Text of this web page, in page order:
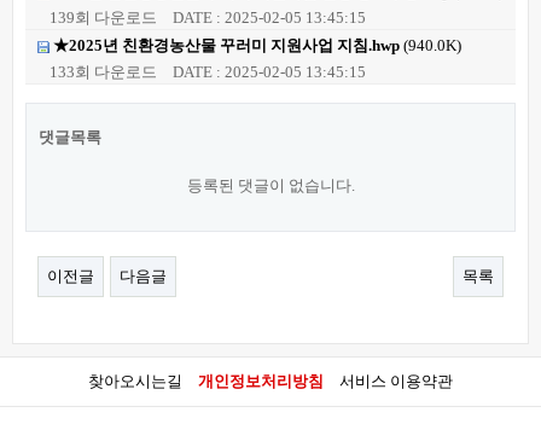
139회 다운로드
DATE : 2025-02-05 13:45:15
★2025년 친환경농산물 꾸러미 지원사업 지침.hwp (940.0K)
133회 다운로드
DATE : 2025-02-05 13:45:15
댓글목록
등록된 댓글이 없습니다.
이전글 다음글 목록
찾아오시는길 개인정보처리방침 서비스 이용약관